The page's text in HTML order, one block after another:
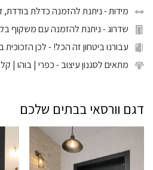
מידות- ניתנת להזמנה כדלת בודדת,
שדרוג- ניתנת להזמנה עם משקוף
עבורנו ביטחון זה הכל!- לכן
מתאים לסגנון עיצוב- כפרי | בוהו |
דגם וורסאי בבתים שלכם